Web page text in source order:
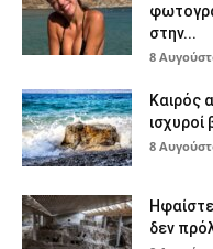
στην...
8
Καιρός
ισχυροί
8
δεν